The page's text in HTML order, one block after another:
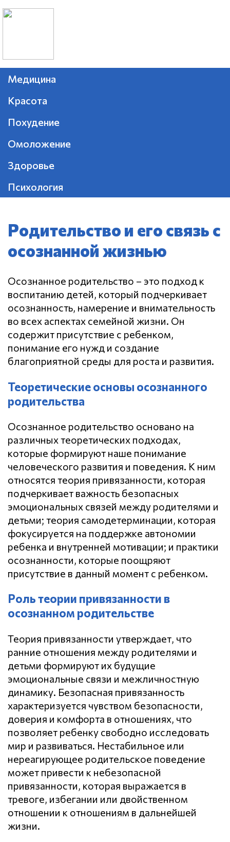
Медицина
Красота
Похудение
Омоложение
Здоровье
Психология
Родительство и его связь с
осознанной жизнью
Осознанное родительство – это подход к
воспитанию детей, который подчеркивает
осознанность, намерение и внимательность
во всех аспектах семейной жизни. Он
содержит присутствие с ребенком,
понимание его нужд и создание
благоприятной среды для роста и развития.
Теоретические основы осознанного
родительства
Осознанное родительство основано на
различных теоретических подходах,
которые формируют наше понимание
человеческого развития и поведения. К ним
относятся теория привязанности, которая
подчеркивает важность безопасных
эмоциональных связей между родителями и
детьми; теория самодетерминации, которая
фокусируется на поддержке автономии
ребенка и внутренней мотивации; и практики
осознанности, которые поощряют
присутствие в данный момент с ребенком.
Роль теории привязанности в
осознанном родительстве
Теория привязанности утверждает, что
ранние отношения между родителями и
детьми формируют их будущие
эмоциональные связи и межличностную
динамику. Безопасная привязанность
характеризуется чувством безопасности,
доверия и комфорта в отношениях, что
позволяет ребенку свободно исследовать
мир и развиваться. Нестабильное или
нереагирующее родительское поведение
может привести к небезопасной
привязанности, которая выражается в
тревоге, избегании или двойственном
отношении к отношениям в дальнейшей
жизни.